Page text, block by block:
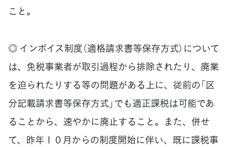
こと。
◎ インボイス制度（適格請求書等保存方式）について
は、免税事業者が取引過程から排除されたり、廃業
を迫られたりする等の問題がある上に、従前の「区
分記載請求書等保存方式」でも適正課税は可能であ
ることから、速やかに廃止すること。また、併せ
て、昨年１０月からの制度開始に伴い、既に課税事